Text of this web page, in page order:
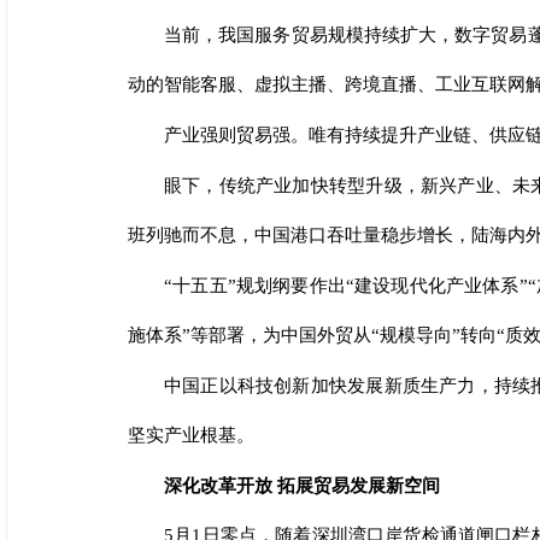
当前，我国服务贸易规模持续扩大，数字贸易
动的智能客服、虚拟主播、跨境直播、工业互联网
产业强则贸易强。唯有持续提升产业链、供应
眼下，传统产业加快转型升级，新兴产业、
班列驰而不息，中国港口吞吐量稳步增长，陆海
“十五五”规划纲要作出“建设现代化产业体系
施体系”等部署，为中国外贸从“规模导向”转向“质
中国正以科技创新加快发展新质生产力，持
坚实产业根基。
深化改革开放 拓展贸易发展新空间
5月1日零点，随着深圳湾口岸货检通道闸口